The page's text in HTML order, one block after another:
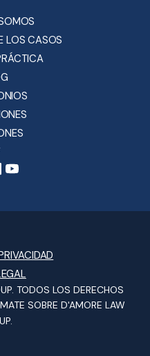
LOS CASOS
. TODOS LOS DERECHOS
SOBRE D'AMORE LAW